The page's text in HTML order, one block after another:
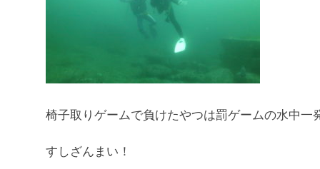
椅子取りゲームで負けたやつは罰ゲームの水中一
すしざんまい！